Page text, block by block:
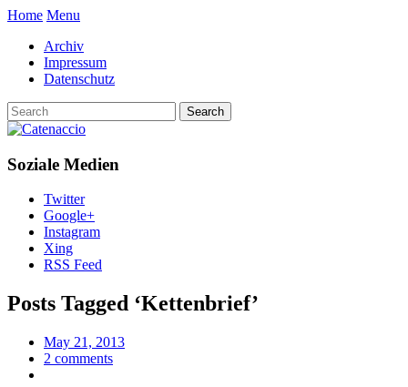
Home Menu
Archiv
Impressum
Datenschutz
Soziale Medien
Twitter
Google+
Instagram
Xing
RSS Feed
Posts Tagged ‘Kettenbrief’
May 21, 2013
2 comments